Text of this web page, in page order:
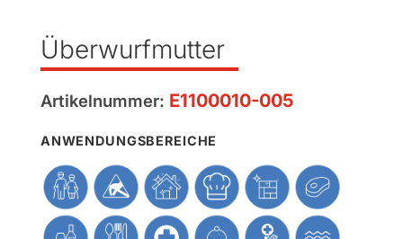
Überwurfmutter
Artikelnummer: E1100010-005
ANWENDUNGSBEREICHE